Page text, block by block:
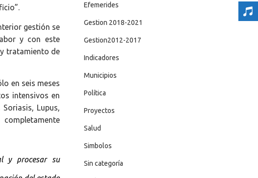
gestión se
y con este
tratamiento de
en seis meses
intensivos en
Lupus,
y procesar su
Efemerides
Gestion 2018-2021
Gestion2012-2017
Indicadores
Municipios
Política
Proyectos
Salud
Simbolos
Sin categoría